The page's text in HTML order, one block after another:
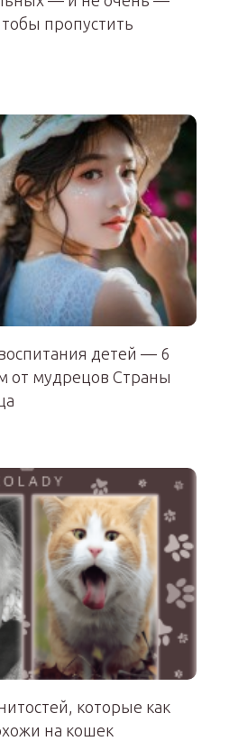
пропустить
детей — 6
от мудрецов Страны
которые как
на кошек